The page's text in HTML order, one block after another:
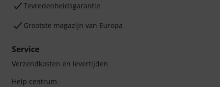
Tevredenheidsgarantie
Grootste magazijn van Europa
Service
Verzendkosten en levertijden
Help centrum